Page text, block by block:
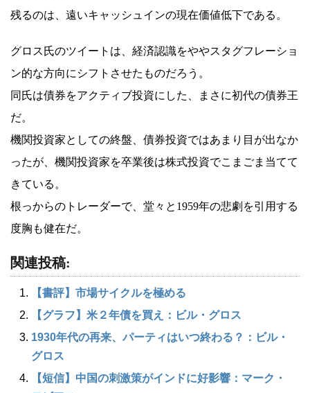
残るのは、遠いキャッシュインの現在価値低下である。
グロス氏のツイートは、経済認識をややスタグフレーショ
ン的な方向にシフトさせたものだろう。
同氏は債券をアクティブ投資にした、まさに初代の債券王
だ。
機関投資家としての終盤、債券投資ではあまり目が出なか
ったが、機関投資家を卒業後は株式投資でこまごま当てて
きている。
根っからのトレーダーで、堂々と1959年の悲劇を引用する
度胸も健在だ。
関連投稿:
【書評】市場サイクルを極める
【グラフ】米２年債を買え：ビル・グロス
1930年代の再来、パーティはいつ終わる？：ビル・
グロス
【短信】中国の刺激策がインドに好影響：マーク・